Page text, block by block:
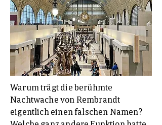
Warum trägt die berühmte
Nachtwache von Rembrandt
eigentlich einen falschen Namen?